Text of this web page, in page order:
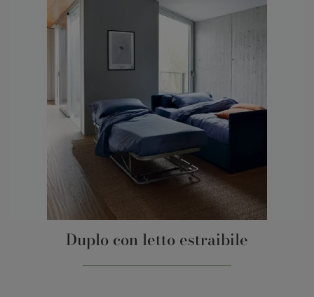
Duplo con letto estraibile